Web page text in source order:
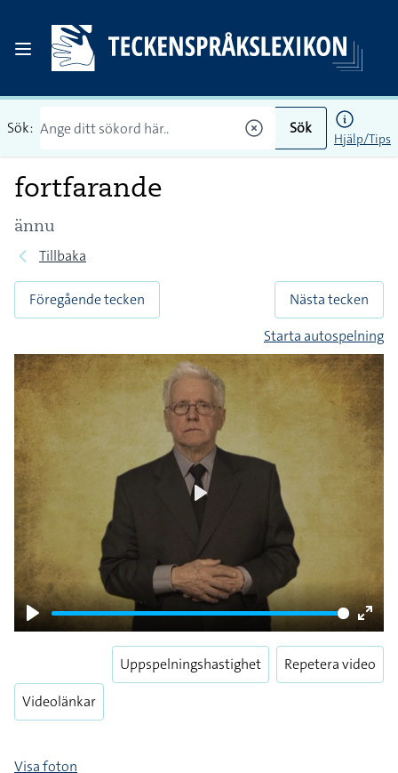
Sök: Sök
Hjälp/Tips
fortfarande
ännu
Tillbaka
Föregående tecken
Nästa tecken
Starta autospelning
Play
Enter
Videolänkar
Uppspelningshastighet Repetera video
Visa foton